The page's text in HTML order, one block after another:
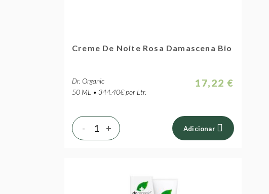
Creme De Noite Rosa Damascena Bio
Dr. Organic
50 ML • 344.40€ por Ltr.
17,22 €
+
- Adicionar